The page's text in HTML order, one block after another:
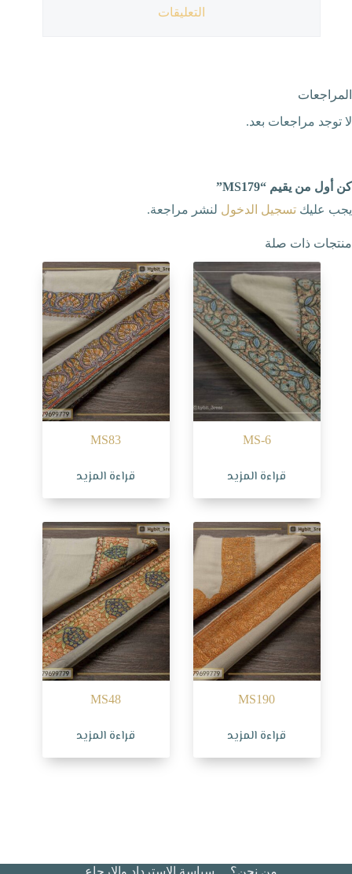
التعليقات
المراجعات
لا توجد مراجعات بعد.
كن أول من يقيم “MS179”
يجب عليك تسجيل الدخول لنشر مراجعة.
منتجات ذات صلة
MS-6
قراءة المزيد
MS83
قراءة المزيد
MS190
قراءة المزيد
MS48
قراءة المزيد
من نحن؟ سياسة الاسترداد والإرجاع